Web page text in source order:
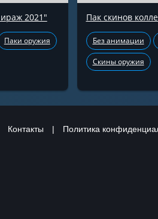
2021"
Паки оружия
Пак скинов
Без анимации
Скины оружия
Контакты | Политика